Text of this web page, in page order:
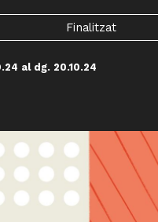
Finalitzat
al dg. 20.10.24